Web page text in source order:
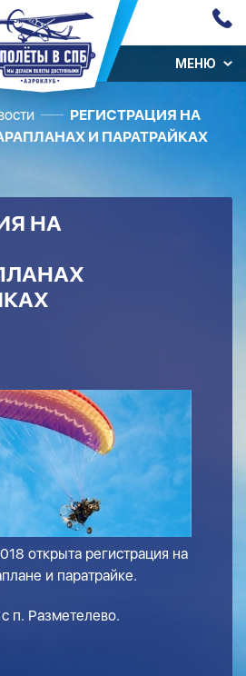
МЕНЮ
РЕГИСТРАЦИЯ НА
И ПАРАТРАЙКАХ
НА
открыта регистрация на
и паратрайке.
п. Разметелево.